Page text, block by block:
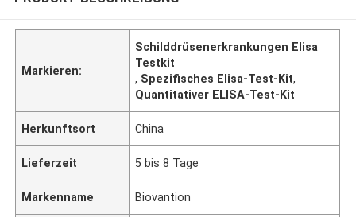
Markieren:
Schilddrüsenerkrankungen Elisa
Testkit
, Spezifisches Elisa-Test-Kit,
Quantitativer ELISA-Test-Kit
Herkunftsort China
Lieferzeit 5 bis 8 Tage
Markenname Biovantion